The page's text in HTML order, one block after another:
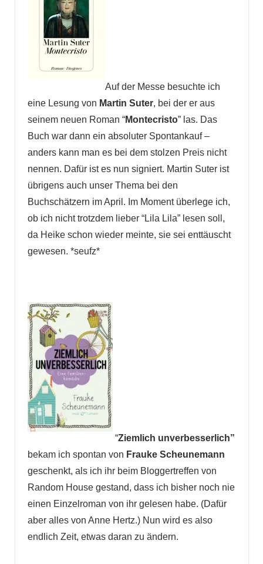
Auf der Messe besuchte ich
eine Lesung von Martin Suter, bei der er aus
seinem neuen Roman “Montecristo” las. Das
Buch war dann ein absoluter Spontankauf –
anders kann man es bei dem stolzen Preis nicht
nennen. Dafür ist es nun signiert. Martin Suter ist
übrigens auch unser Thema bei den
Buchschätzern im April. Im Moment überlege ich,
ob ich nicht trotzdem lieber “Lila Lila” lesen soll,
da Heike schon wieder meinte, sie sei enttäuscht
gewesen. *seufz*
“Ziemlich unverbesserlich”
bekam ich spontan von Frauke Scheunemann
geschenkt, als ich ihr beim Bloggertreffen von
Random House gestand, dass ich bisher noch nie
einen Einzelroman von ihr gelesen habe. (Dafür
aber alles von Anne Hertz.) Nun wird es also
endlich Zeit, etwas daran zu ändern.